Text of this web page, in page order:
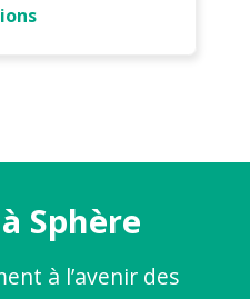
Sphère
à l’avenir des